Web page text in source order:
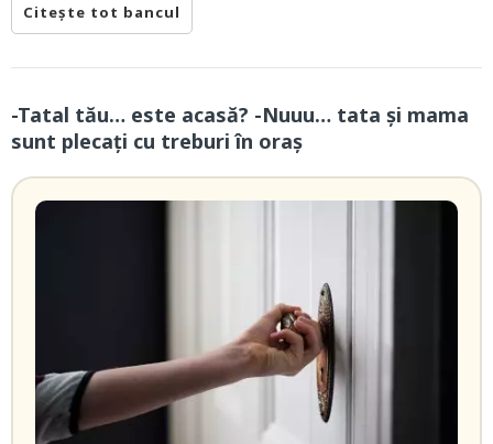
Citește tot bancul
-Tatal tău… este acasă? -Nuuu… tata și mama
sunt plecați cu treburi în oraș